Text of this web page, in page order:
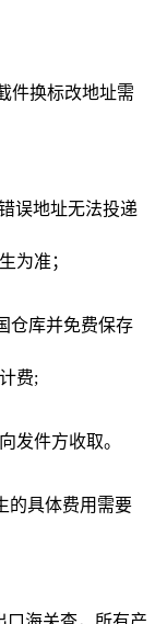
件换标改地址需
误地址无法投递
为准；
仓库并免费保存
费;
发件方收取。
的具体费用需要